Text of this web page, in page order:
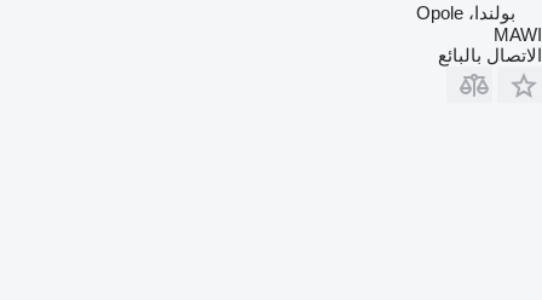
بولندا، Opole
MAWI
الاتصال بالبائع